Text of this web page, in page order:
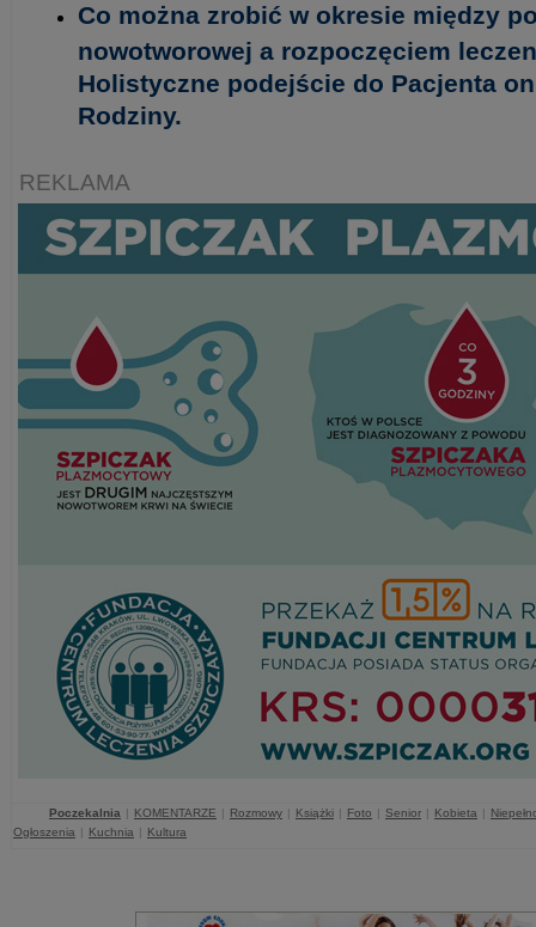
Co można zrobić w okresie między
nowotworowej a rozpoczęciem
Holistyczne podejście do Pacjenta
Rodziny.
REKLAMA
Poczekalnia | KOMENTARZE | Rozmowy | Książki | Foto | Senior | Kobieta |
Ogłoszenia | Kuchnia | Kultura